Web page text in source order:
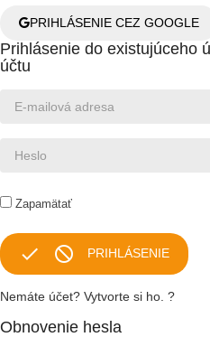
PRIHLÁSENIE CEZ GOOGLE
Prihlásenie do existujúceho
účtu
Zapamätať
  PRIHLÁSENIE
Nemáte účet? Vytvorte si ho. ?
Obnovenie hesla